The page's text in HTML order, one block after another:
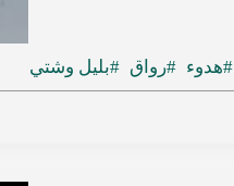
#هدوء #رواق #بليل وشتي